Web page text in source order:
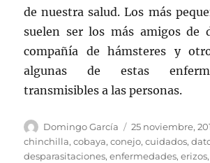
de nuestra salud. Los más
suelen ser los más amigos de
compañía de hámsteres y
algunas de estas
transmisibles a las personas.
Autor
Domingo García
Publicado
el
25 noviembre,
chinchilla,cobaya,conejo,cuidados,
desparasitaciones,enfermedades,erizos,